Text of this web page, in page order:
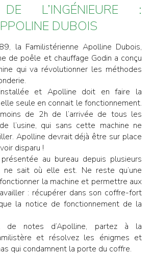
DE L’INGÉNIEURE :
DUBOIS
la Familistérienne Apolline Dubois,
de poêle et chauffage Godin a conçu
qui va révolutionner les méthodes
et Apolline doit en faire la
seule en connait le fonctionnement.
de 2h de l’arrivée de tous les
l’usine, qui sans cette machine ne
Apolline devrait déjà être sur place
disparu !
au bureau depuis plusieurs
ne sait où elle est. Ne reste qu’une
la machine et permettre aux
: récupérer dans son coffre-fort
la notice de fonctionnement de la
de notes d’Apolline, partez à la
et résolvez les énigmes et
qui condamnent la porte du coffre.